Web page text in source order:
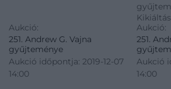
Aukció:
251. Andrew G. Vajna
gyűjteménye
Aukció időpontja: 2019-12-07
14:00
Aukció:
251.
Aukció
14:00